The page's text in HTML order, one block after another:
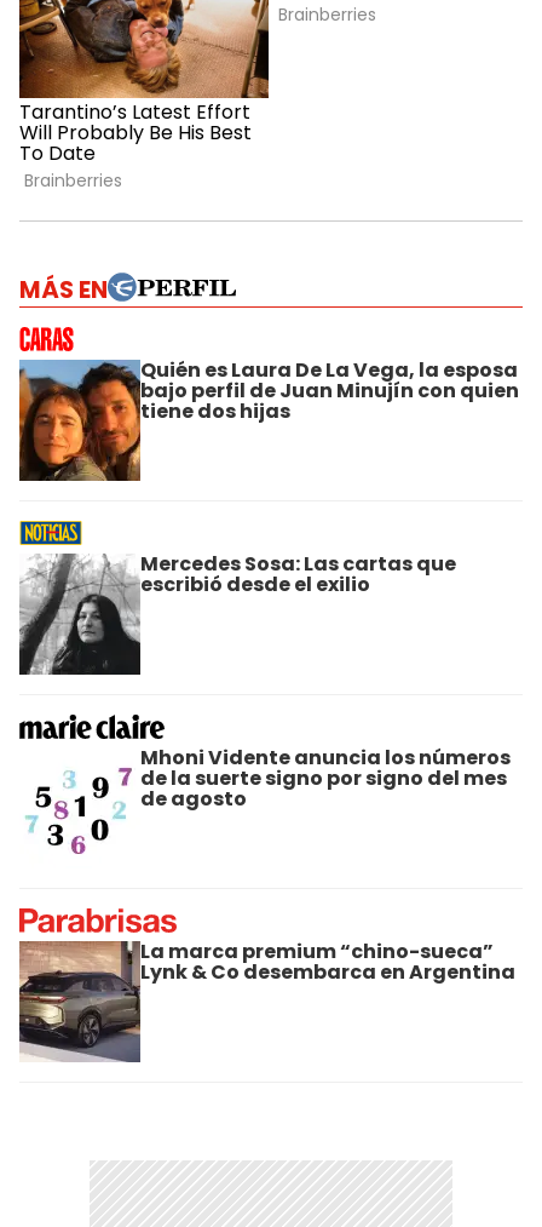
MÁS EN
Quién es Laura De La Vega, la esposa
bajo perfil de Juan Minujín con quien
tiene dos hijas
Mercedes Sosa: Las cartas que
escribió desde el exilio
Mhoni Vidente anuncia los números
de la suerte signo por signo del mes
de agosto
La marca premium “chino-sueca”
Lynk & Co desembarca en Argentina